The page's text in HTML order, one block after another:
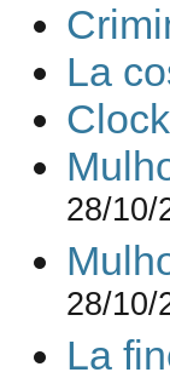
La
28/10/
28/10/
La